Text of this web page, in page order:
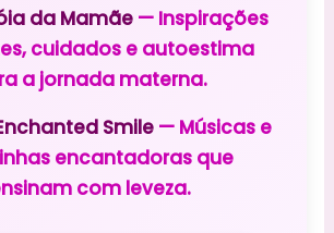
da Mamãe— Inspirações
cuidados e autoestima
a jornada materna.
Smile— Músicas e
encantadoras que
com leveza.